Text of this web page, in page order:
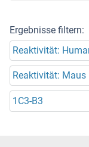
Ergebnisse filtern:
Reaktivität:
Reaktivität: Maus
1C3-B3